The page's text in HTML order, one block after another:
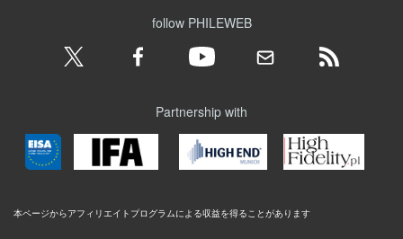
follow PHILEWEB
Partnership with
本ページからアフィリエイトプログラムによる収益を得ることがあります